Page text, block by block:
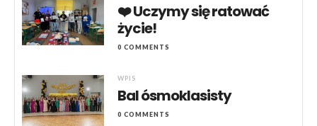
❤️ Uczymy się ratować
życie!
0 COMMENTS
WPIS
Bal ósmoklasisty
0 COMMENTS